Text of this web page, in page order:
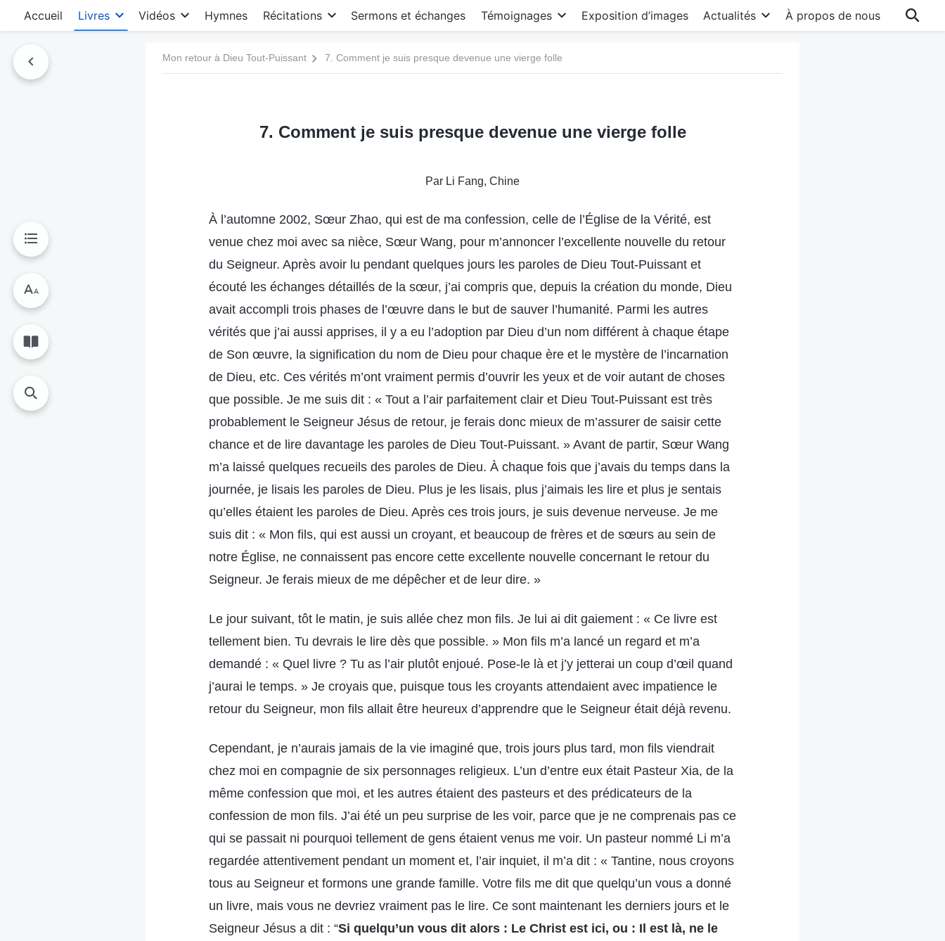
Accueil Livres Vidéos Hymnes Récitations Sermons et échanges Témoignages Exposition d’images Actualités À propos de nous
Mon retour à Dieu Tout-Puissant 7. Comment je suis presque devenue une vierge folle
7. Comment je suis presque devenue une vierge folle
Par Li Fang, Chine
À l’automne 2002, Sœur Zhao, qui est de ma confession, celle de l’Église de la Vérité, est
venue chez moi avec sa nièce, Sœur Wang, pour m’annoncer l’excellente nouvelle du retour
du Seigneur. Après avoir lu pendant quelques jours les paroles de Dieu Tout-Puissant et
écouté les échanges détaillés de la sœur, j’ai compris que, depuis la création du monde, Dieu
avait accompli trois phases de l’œuvre dans le but de sauver l’humanité. Parmi les autres
vérités que j’ai aussi apprises, il y a eu l’adoption par Dieu d’un nom différent à chaque étape
de Son œuvre, la signification du nom de Dieu pour chaque ère et le mystère de l’incarnation
de Dieu, etc. Ces vérités m’ont vraiment permis d’ouvrir les yeux et de voir autant de choses
que possible. Je me suis dit : « Tout a l’air parfaitement clair et Dieu Tout-Puissant est très
probablement le Seigneur Jésus de retour, je ferais donc mieux de m’assurer de saisir cette
chance et de lire davantage les paroles de Dieu Tout-Puissant. » Avant de partir, Sœur Wang
m’a laissé quelques recueils des paroles de Dieu. À chaque fois que j’avais du temps dans la
journée, je lisais les paroles de Dieu. Plus je les lisais, plus j’aimais les lire et plus je sentais
qu’elles étaient les paroles de Dieu. Après ces trois jours, je suis devenue nerveuse. Je me
suis dit : « Mon fils, qui est aussi un croyant, et beaucoup de frères et de sœurs au sein de
notre Église, ne connaissent pas encore cette excellente nouvelle concernant le retour du
Seigneur. Je ferais mieux de me dépêcher et de leur dire. »
Le jour suivant, tôt le matin, je suis allée chez mon fils. Je lui ai dit gaiement : « Ce livre est
tellement bien. Tu devrais le lire dès que possible. » Mon fils m’a lancé un regard et m’a
demandé : « Quel livre ? Tu as l’air plutôt enjoué. Pose-le là et j’y jetterai un coup d’œil quand
j’aurai le temps. » Je croyais que, puisque tous les croyants attendaient avec impatience le
retour du Seigneur, mon fils allait être heureux d’apprendre que le Seigneur était déjà revenu.
Cependant, je n’aurais jamais de la vie imaginé que, trois jours plus tard, mon fils viendrait
chez moi en compagnie de six personnages religieux. L’un d’entre eux était Pasteur Xia, de la
même confession que moi, et les autres étaient des pasteurs et des prédicateurs de la
confession de mon fils. J’ai été un peu surprise de les voir, parce que je ne comprenais pas ce
qui se passait ni pourquoi tellement de gens étaient venus me voir. Un pasteur nommé Li m’a
regardée attentivement pendant un moment et, l’air inquiet, il m’a dit : « Tantine, nous croyons
tous au Seigneur et formons une grande famille. Votre fils me dit que quelqu’un vous a donné
un livre, mais vous ne devriez vraiment pas le lire. Ce sont maintenant les derniers jours et le
Seigneur Jésus a dit : “Si quelqu’un vous dit alors : Le Christ est ici, ou : Il est là, ne le